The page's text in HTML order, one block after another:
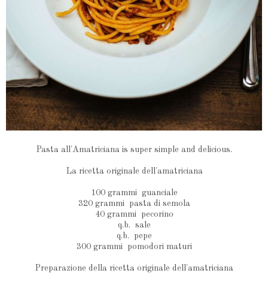
Pasta all'Amatriciana is super simple and delicious.
La ricetta originale dell'amatriciana
100 grammi guanciale
320 grammi pasta di semola
40 grammi pecorino
q.b. sale
q.b. pepe
300 grammi pomodori maturi
Preparazione della ricetta originale dell'amatriciana